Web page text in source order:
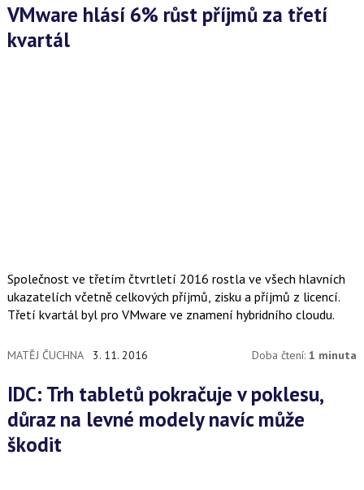
VMware hlásí 6% růst příjmů za třetí
kvartál
Společnost ve třetím čtvrtletí 2016 rostla ve všech hlavních
ukazatelích včetně celkových příjmů, zisku a příjmů z licencí.
Třetí kvartál byl pro VMware ve znamení hybridního cloudu.
MATĚJ ČUCHNA 3. 11. 2016 Doba čtení:1 minuta
IDC: Trh tabletů pokračuje v poklesu,
důraz na levné modely navíc může
škodit